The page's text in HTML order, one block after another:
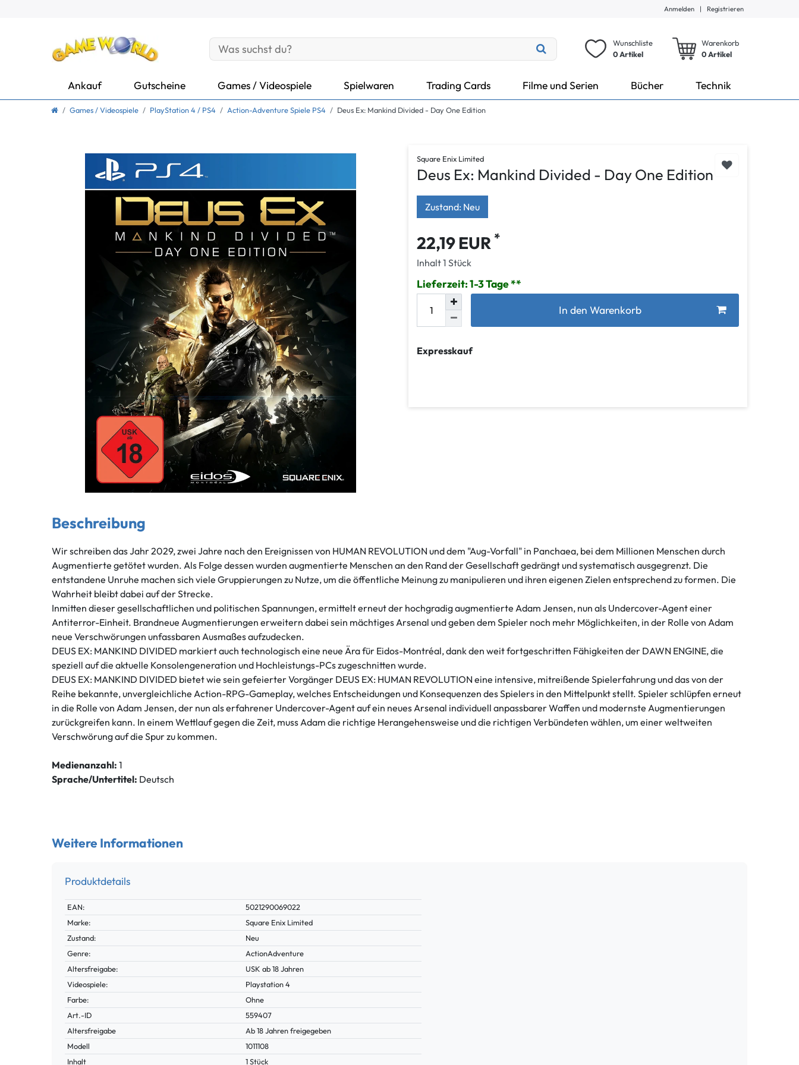
Anmelden | Registrieren
Wunschliste
0 Artikel
Warenkorb
0Artikel
Ankauf Gutscheine Games / Videospiele Spielwaren Trading Cards Filme und Serien Bücher Technik
Games / Videospiele PlayStation 4 / PS4 Action-Adventure Spiele PS4 Deus Ex: Mankind Divided - Day One Edition
Square Enix Limited
Deus Ex: Mankind Divided - Day One Edition
Zustand: Neu
22,19 EUR *
Inhalt1 Stück
Lieferzeit: 1-3 Tage
In den Warenkorb
Expresskauf
Beschreibung
Wir schreiben das Jahr 2029, zwei Jahre nach den Ereignissen von HUMAN REVOLUTION und dem "Aug-Vorfall" in Panchaea, bei dem Millionen Menschen durch
Augmentierte getötet wurden. Als Folge dessen wurden augmentierte Menschen an den Rand der Gesellschaft gedrängt und systematisch ausgegrenzt. Die
entstandene Unruhe machen sich viele Gruppierungen zu Nutze, um die öffentliche Meinung zu manipulieren und ihren eigenen Zielen entsprechend zu formen. Die
Wahrheit bleibt dabei auf der Strecke.
Inmitten dieser gesellschaftlichen und politischen Spannungen, ermittelt erneut der hochgradig augmentierte Adam Jensen, nun als Undercover-Agent einer
Antiterror-Einheit. Brandneue Augmentierungen erweitern dabei sein mächtiges Arsenal und geben dem Spieler noch mehr Möglichkeiten, in der Rolle von Adam
neue Verschwörungen unfassbaren Ausmaßes aufzudecken.
DEUS EX: MANKIND DIVIDED markiert auch technologisch eine neue Ära für Eidos-Montréal, dank den weit fortgeschritten Fähigkeiten der DAWN ENGINE, die
speziell auf die aktuelle Konsolengeneration und Hochleistungs-PCs zugeschnitten wurde.
DEUS EX: MANKIND DIVIDED bietet wie sein gefeierter Vorgänger DEUS EX: HUMAN REVOLUTION eine intensive, mitreißende Spielerfahrung und das von der
Reihe bekannte, unvergleichliche Action-RPG-Gameplay, welches Entscheidungen und Konsequenzen des Spielers in den Mittelpunkt stellt. Spieler schlüpfen erneut
in die Rolle von Adam Jensen, der nun als erfahrener Undercover-Agent auf ein neues Arsenal individuell anpassbarer Waffen und modernste Augmentierungen
zurückgreifen kann. In einem Wettlauf gegen die Zeit, muss Adam die richtige Herangehensweise und die richtigen Verbündeten wählen, um einer weltweiten
Verschwörung auf die Spur zu kommen.
Medienanzahl: 1
Sprache/Untertitel: Deutsch
Weitere Informationen
Produktdetails
Technisches
Merkmal
Wert
EAN:
5021290069022
Marke:
Square Enix Limited
Zustand:
Neu
Genre:
ActionAdventure
Altersfreigabe:
USK ab 18 Jahren
Videospiele:
Playstation 4
Farbe:
Ohne
Technisches
Merkmal
Wert
Art.-ID
559407
Altersfreigabe
Ab 18 Jahren freigegeben
Modell
1011108
Inhalt
1 Stück